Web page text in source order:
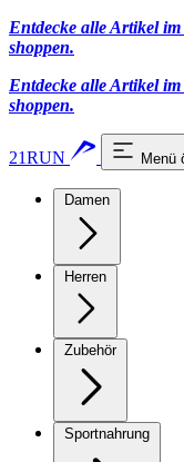
Entdecke alle Artikel
shoppen.
Entdecke alle Artikel
shoppen.
21RUN Menü
Damen
Herren
Zubehör
Sportnahrung